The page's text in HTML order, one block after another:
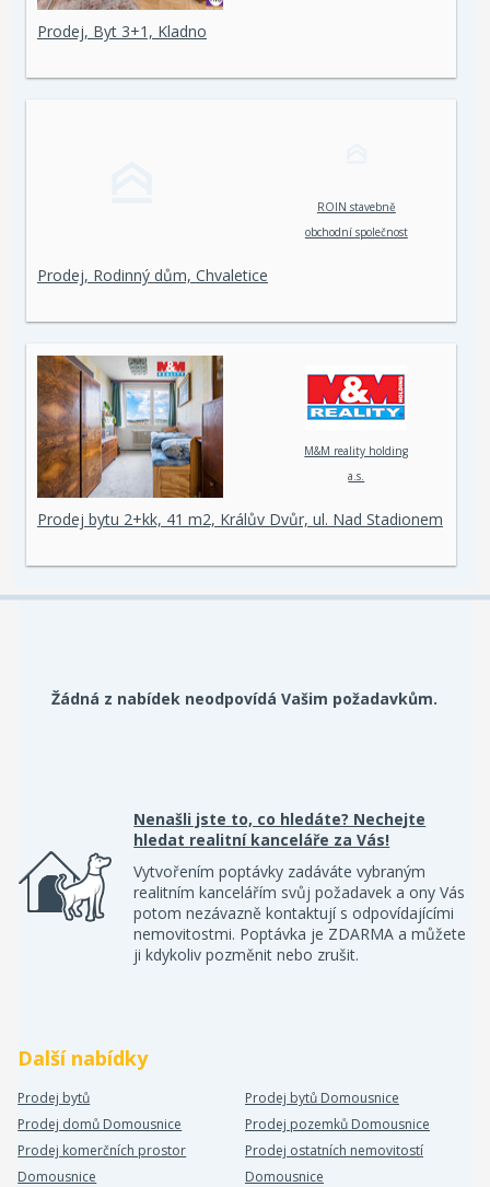
Prodej, Byt 3+1, Kladno
ROIN stavebně
obchodní společnost
Prodej, Rodinný dům, Chvaletice
M&M reality holding
a.s.
Prodej bytu 2+kk, 41 m2, Králův Dvůr, ul. Nad Stadionem
Žádná z nabídek neodpovídá Vašim požadavkům.
Nenašli jste to, co hledáte? Nechejte
hledat realitní kanceláře za Vás!
Vytvořením poptávky zadáváte vybraným
realitním kancelářím svůj požadavek a ony Vás
potom nezávazně kontaktují s odpovídajícími
nemovitostmi. Poptávka je ZDARMA a můžete
ji kdykoliv pozměnit nebo zrušit.
Další nabídky
Prodej bytů
Prodej bytů Domousnice
Prodej domů Domousnice
Prodej pozemků Domousnice
Prodej komerčních prostor
Domousnice
Prodej ostatních nemovitostí
Domousnice